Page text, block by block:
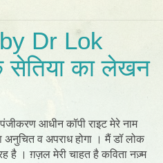
Dr Lok
सेतिया का लेखन
आधीन कॉपी राइट मेरे नाम
अनुचित व अपराध होगा । मैं डॉ लोक
है । ग़ज़ल मेरी चाहत है कविता नज़्म